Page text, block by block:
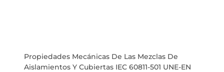
Propiedades Mecánicas De Las Mezclas De
Aislamientos Y Cubiertas IEC 60811-501 UNE-EN